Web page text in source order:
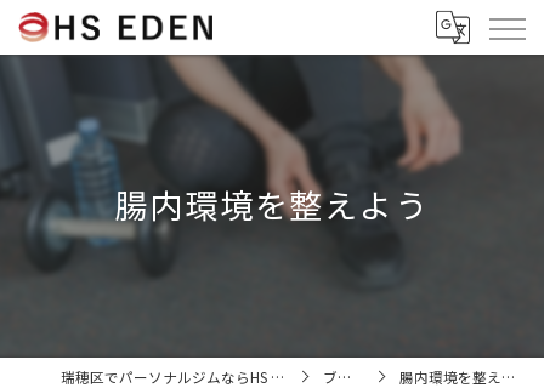
腸内環境を整えよう
瑞穂区でパーソナルジムならHS EDEN ブログ 腸内環境を整えよう